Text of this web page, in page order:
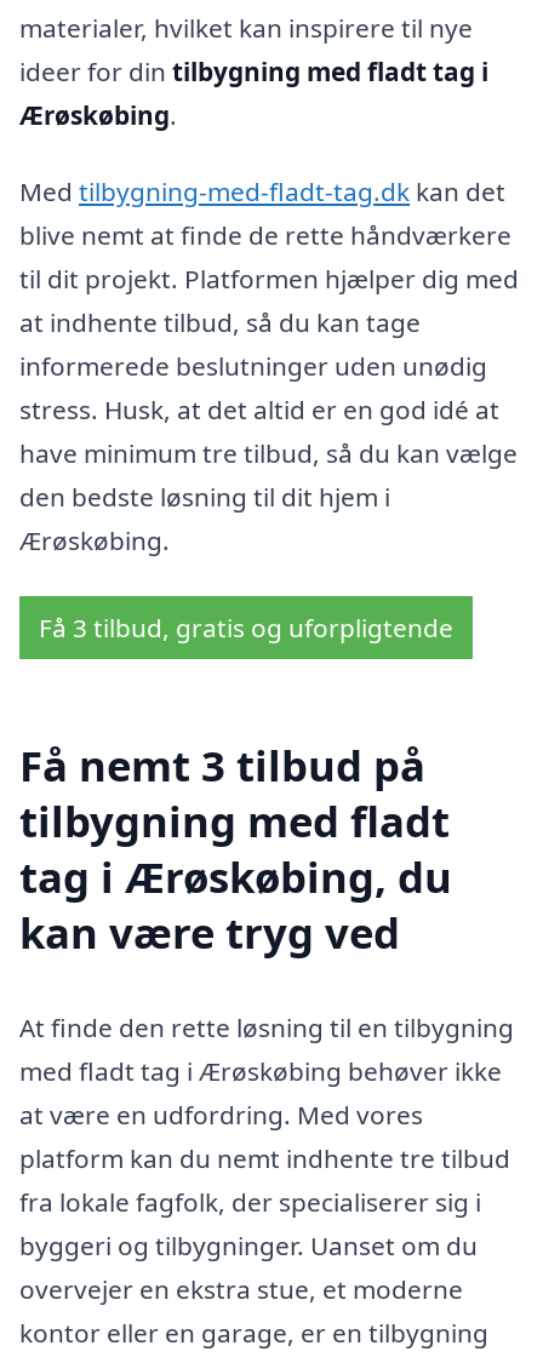
materialer, hvilket kan inspirere til nye
ideer for din tilbygning med fladt tag i
Ærøskøbing.
Med tilbygning-med-fladt-tag.dk kan det
blive nemt at finde de rette håndværkere
til dit projekt. Platformen hjælper dig med
at indhente tilbud, så du kan tage
informerede beslutninger uden unødig
stress. Husk, at det altid er en god idé at
have minimum tre tilbud, så du kan vælge
den bedste løsning til dit hjem i
Ærøskøbing.
Få 3 tilbud, gratis og uforpligtende
Få nemt 3 tilbud på
tilbygning med fladt
tag i Ærøskøbing, du
kan være tryg ved
At finde den rette løsning til en tilbygning
med fladt tag i Ærøskøbing behøver ikke
at være en udfordring. Med vores
platform kan du nemt indhente tre tilbud
fra lokale fagfolk, der specialiserer sig i
byggeri og tilbygninger. Uanset om du
overvejer en ekstra stue, et moderne
kontor eller en garage, er en tilbygning